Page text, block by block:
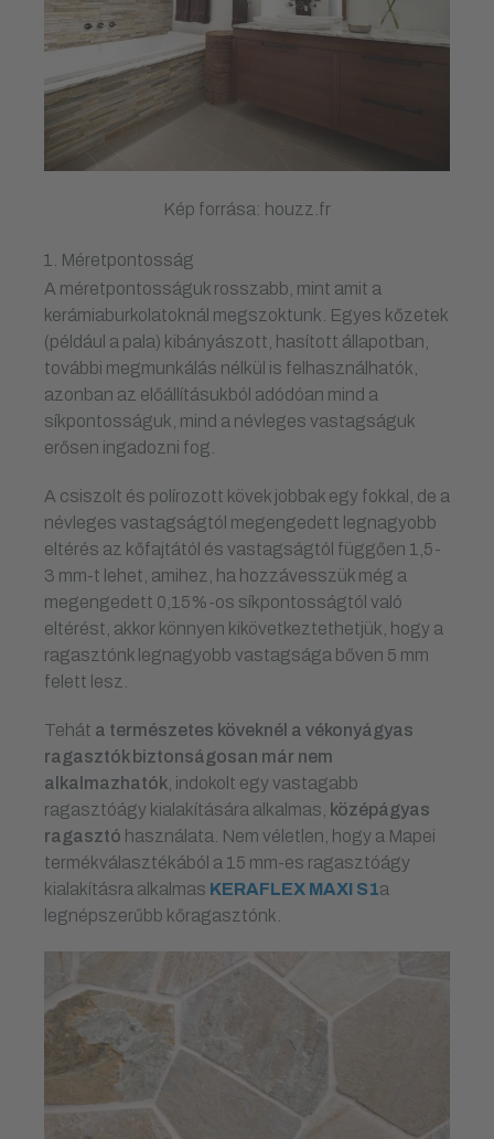
Kép forrása: houzz.fr
Méretpontosság
A méretpontosságuk rosszabb, mint amit a
kerámiaburkolatoknál megszoktunk. Egyes kőzetek
(például a pala) kibányászott, hasított állapotban,
további megmunkálás nélkül is felhasználhatók,
azonban az előállításukból adódóan mind a
síkpontosságuk, mind a névleges vastagságuk
erősen ingadozni fog.
A csiszolt és polírozott kövek jobbak egy fokkal, de a
névleges vastagságtól megengedett legnagyobb
eltérés az kőfajtától és vastagságtól függően 1,5-
3 mm-t lehet, amihez, ha hozzávesszük még a
megengedett 0,15%-os síkpontosságtól való
eltérést, akkor könnyen kikövetkeztethetjük, hogy a
ragasztónk legnagyobb vastagsága bőven 5 mm
felett lesz.
Tehát a természetes köveknél a vékonyágyas
ragasztók biztonságosan már nem
alkalmazhatók , indokolt egy vastagabb
ragasztóágy kialakítására alkalmas,
középágyas
ragasztó használata. Nem véletlen, hogy a Mapei
termékválasztékából a 15 mm-es ragasztóágy
kialakításra alkalmas KERAFLEX MAXI S1a
legnépszerűbb kőragasztónk.